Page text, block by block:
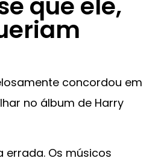
concordou em
no álbum de Harry
errada. Os músicos